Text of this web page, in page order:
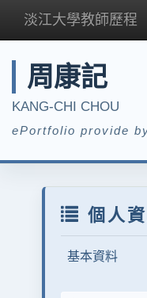
淡江大學教師歷程
周康記
KANG-CHI CHOU
ePortfolio provide
個人
基本資料